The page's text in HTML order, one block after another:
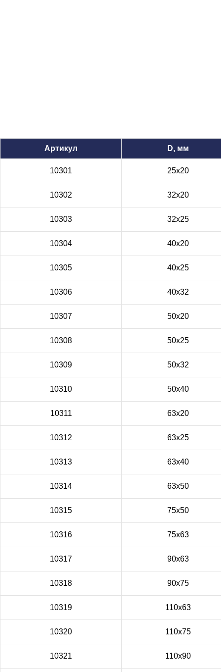
Артикул D, мм
10301 25x20
10302 32x20
10303 32x25
10304 40x20
10305 40x25
10306 40x32
10307 50x20
10308 50x25
10309 50x32
10310 50x40
10311 63x20
10312 63x25
10313 63x40
10314 63x50
10315 75x50
10316 75x63
10317 90x63
10318 90x75
10319 110x63
10320 110x75
10321 110x90